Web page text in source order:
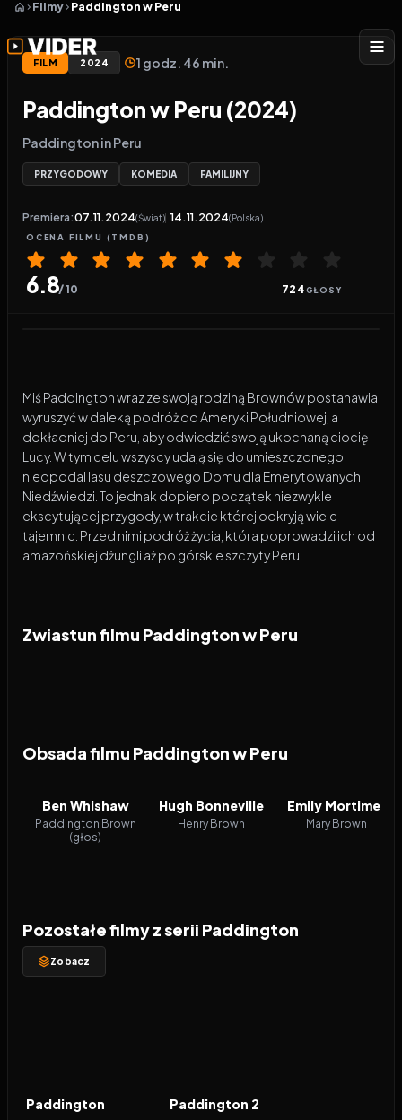
Filmy Paddington w Peru
FILM 2024 1 godz. 46 min.
Paddington w Peru (2024)
Paddington in Peru
PRZYGODOWY KOMEDIA FAMILIJNY
Premiera:07.11.2024(Świat) 14.11.2024(Polska)
OCENA FILMU (TMDB)
6.8/ 10 724GŁOSY
Miś Paddington wraz ze swoją rodziną Brownów postanawia
wyruszyć w daleką podróż do Ameryki Południowej, a
dokładniej do Peru, aby odwiedzić swoją ukochaną ciocię
Lucy. W tym celu wszyscy udają się do umieszczonego
nieopodal lasu deszczowego Domu dla Emerytowanych
Niedźwiedzi. To jednak dopiero początek niezwykle
ekscytującej przygody, w trakcie której odkryją wiele
tajemnic. Przed nimi podróż życia, która poprowadzi ich od
amazońskiej dżungli aż po górskie szczyty Peru!
Zwiastun filmu Paddington w Peru
Obsada filmu Paddington w Peru
Ben Whishaw
Paddington Brown
(głos)
Hugh Bonneville
Henry Brown
Emily Mortimer
Mary Brown
Pozostałe filmy z serii Paddington
Zobacz
FILM
Paddington FILM
Paddington 2